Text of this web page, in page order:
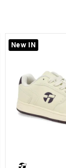
New IN
39